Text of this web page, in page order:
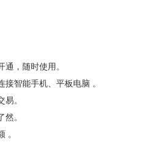
通，随时使用。
接智能手机、平板电脑 。
。
然。
。